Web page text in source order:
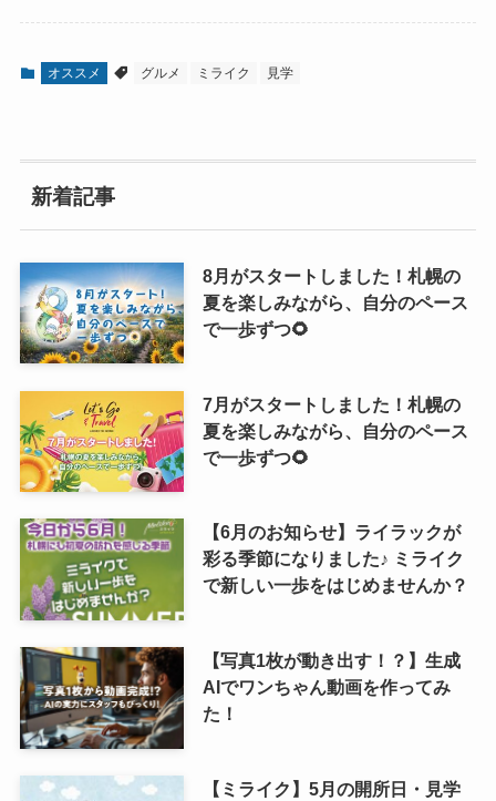
オススメ グルメ ミライク 見学
新着記事
8月がスタートしました！札幌の
夏を楽しみながら、自分のペース
で一歩ずつ🌻
7月がスタートしました！札幌の
夏を楽しみながら、自分のペース
で一歩ずつ🌻
【6月のお知らせ】ライラックが
彩る季節になりました♪ ミライク
で新しい一歩をはじめませんか？
【写真1枚が動き出す！？】生成
AIでワンちゃん動画を作ってみ
た！
【ミライク】5月の開所日・見学